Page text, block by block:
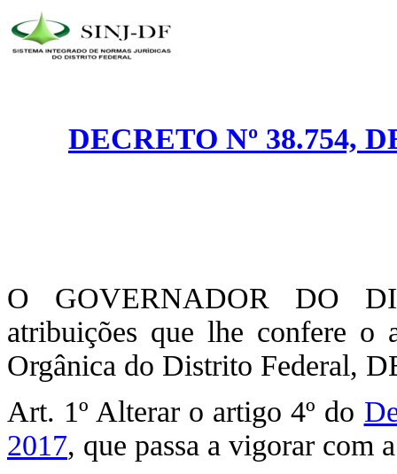
DECRETO Nº 38.754,
O GOVERNADOR DO
atribuições que lhe confere
Orgânica do Distrito Federal,
Art. 1º Alterar o artigo 4º do
2017, que passa a vigorar com